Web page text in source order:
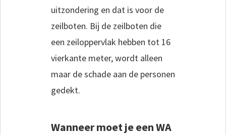
uitzondering en dat is voor de
zeilboten. Bij de zeilboten die
een zeiloppervlak hebben tot 16
vierkante meter, wordt alleen
maar de schade aan de personen
gedekt.
Wanneer moet je een WA